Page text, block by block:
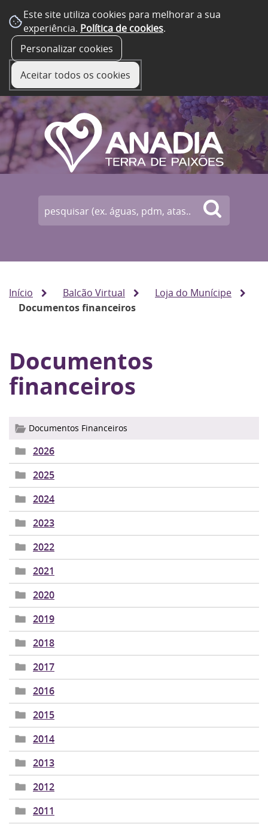
Este site utiliza cookies para melhorar a sua
experiência. Política de cookies.
Personalizar cookies
Aceitar todos os cookies
Início Balcão Virtual
Loja do Munícipe
Documentos financeiros
Documentos
financeiros
Documentos Financeiros
2026
2025
2024
2023
2022
2021
2020
2019
2018
2017
2016
2015
2014
2013
2012
2011